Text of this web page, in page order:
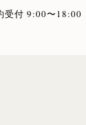
受付 9:00〜18:00